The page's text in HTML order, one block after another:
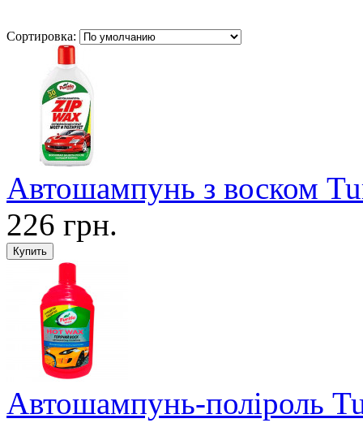
Сортировка:
Автошампунь з воском
226 грн.
Автошампунь-поліроль